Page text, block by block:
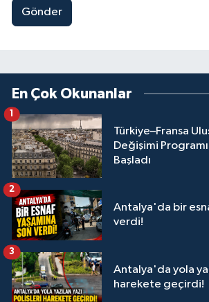
Gönder
En Çok Okunanlar
Türkiye–Fransa
Değişimi Programı
Başladı
1
Antalya'da bir
verdi!
2
Antalya'da yola
harekete geçirdi!
3